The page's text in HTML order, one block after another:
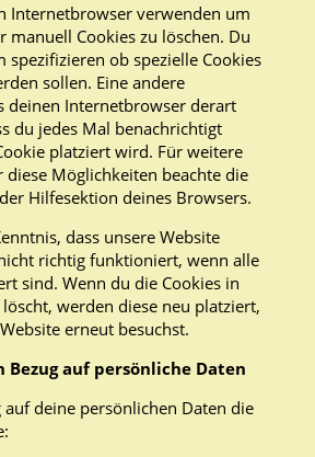
Internetbrowser verwenden um
manuell Cookies zu löschen. Du
spezifizieren ob spezielle Cookies
sollen. Eine andere
deinen Internetbrowser derart
du jedes Mal benachrichtigt
platziert wird. Für weitere
Möglichkeiten beachte die
Hilfesektion deines Browsers.
dass unsere Website
richtig funktioniert, wenn alle
sind. Wenn du die Cookies in
werden diese neu platziert,
erneut besuchst.
Bezug auf persönliche Daten
auf deine persönlichen Daten die